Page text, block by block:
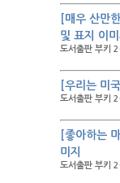
[매우 산만
및 표지 이미
도서출판 부키
[우리는 미
도서출판 부키
[좋아하는
미지
도서출판 부키